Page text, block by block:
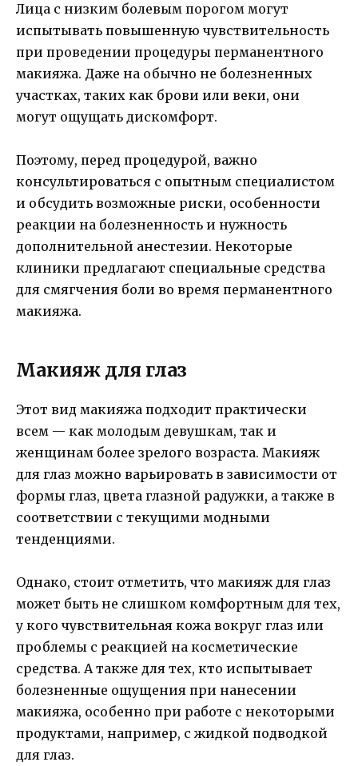
Лица с низким болевым порогом могут
испытывать повышенную чувствительность
при проведении процедуры перманентного
макияжа. Даже на обычно не болезненных
участках, таких как брови или веки, они
могут ощущать дискомфорт.
Поэтому, перед процедурой, важно
консультироваться с опытным специалистом
и обсудить возможные риски, особенности
реакции на болезненность и нужность
дополнительной анестезии. Некоторые
клиники предлагают специальные средства
для смягчения боли во время перманентного
макияжа.
Макияж для глаз
Этот вид макияжа подходит практически
всем — как молодым девушкам, так и
женщинам более зрелого возраста. Макияж
для глаз можно варьировать в зависимости от
формы глаз, цвета глазной радужки, а также в
соответствии с текущими модными
тенденциями.
Однако, стоит отметить, что макияж для глаз
может быть не слишком комфортным для тех,
у кого чувствительная кожа вокруг глаз или
проблемы с реакцией на косметические
средства. А также для тех, кто испытывает
болезненные ощущения при нанесении
макияжа, особенно при работе с некоторыми
продуктами, например, с жидкой подводкой
для глаз.